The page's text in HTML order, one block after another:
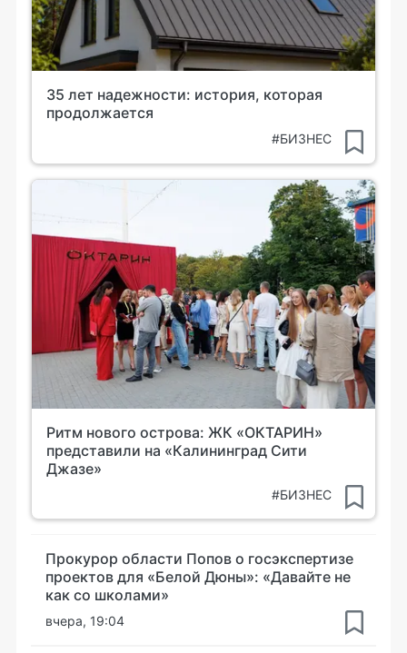
35 лет надежности: история, которая
продолжается
#БИЗНЕС
Ритм нового острова: ЖК «ОКТАРИН»
представили на «Калининград Сити
Джазе»
#БИЗНЕС
Прокурор области Попов о госэкспертизе
проектов для «Белой Дюны»: «Давайте не
как со школами»
вчера, 19:04